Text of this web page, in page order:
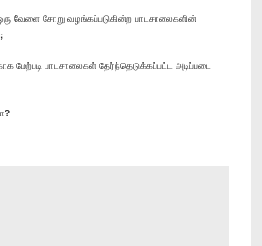
வேளை சோறு வழங்கப்படுகின்ற பாடசாலைகளின்
மேற்படி பாடசாலைகள் தேர்ந்தெடுக்கப்பட்ட அடிப்படை